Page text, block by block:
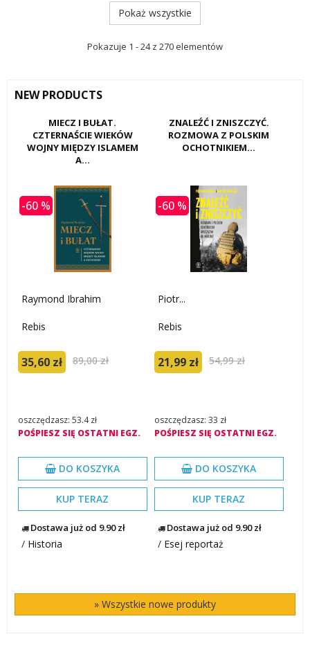
NEW PRODUCTS
MIECZ I BUŁAT.
CZTERNAŚCIE WIEKÓW
WOJNY MIĘDZY ISLAMEM
A...
-60 %
Raymond Ibrahim
Rebis
35,60 zł 89,00 zł
oszczędzasz: 53.4 zł
POŚPIESZ SIĘ OSTATNI EGZ.
DO KOSZYKA
KUP TERAZ
Dostawa już od 9.90 zł
/ Historia
ZNALEŹĆ I ZNISZCZYĆ.
ROZMOWA Z POLSKIM
OCHOTNIKIEM...
-60 %
Piotr...
Rebis
21,99 zł 54,99 zł
oszczędzasz: 33 zł
POŚPIESZ SIĘ OSTATNI EGZ.
DO KOSZYKA
KUP TERAZ
Dostawa już od 9.90 zł
/ Esej reportaż
» Wszystkie nowe produkty
Pokaż wszystkie
Pokazuje 1 - 24 z 270 elementów